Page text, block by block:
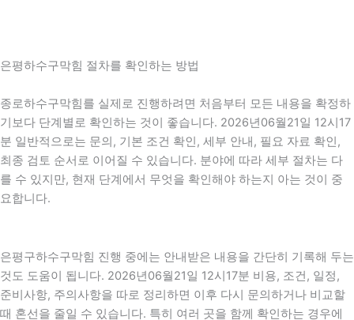
은평하수구막힘 절차를 확인하는 방법
종로하수구막힘를 실제로 진행하려면 처음부터 모든 내용을 확정하
기보다 단계별로 확인하는 것이 좋습니다. 2026년06월21일 12시17
분 일반적으로는 문의, 기본 조건 확인, 세부 안내, 필요 자료 확인,
최종 검토 순서로 이어질 수 있습니다. 분야에 따라 세부 절차는 다
를 수 있지만, 현재 단계에서 무엇을 확인해야 하는지 아는 것이 중
요합니다.
은평구하수구막힘 진행 중에는 안내받은 내용을 간단히 기록해 두는
것도 도움이 됩니다. 2026년06월21일 12시17분 비용, 조건, 일정,
준비사항, 주의사항을 따로 정리하면 이후 다시 문의하거나 비교할
때 혼선을 줄일 수 있습니다. 특히 여러 곳을 함께 확인하는 경우에